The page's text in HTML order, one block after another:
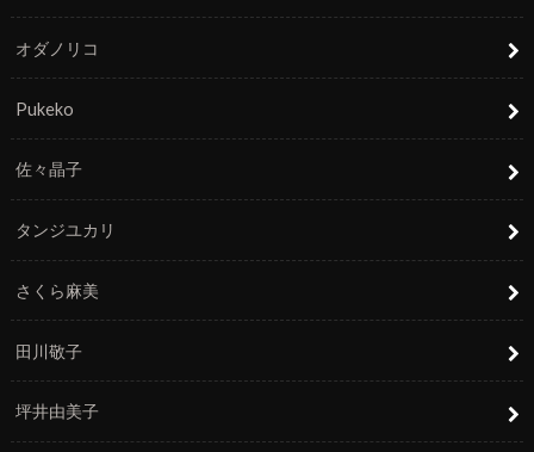
オダノリコ
Pukeko
佐々晶子
タンジユカリ
さくら麻美
田川敬子
坪井由美子